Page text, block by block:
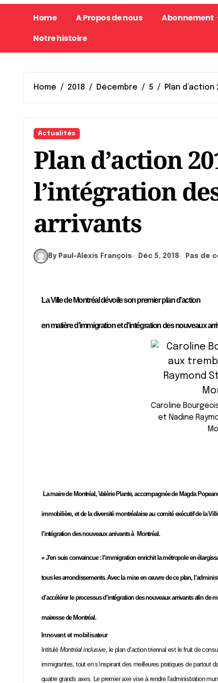
Home A Propos de nous Abonnement
Notre histoire
Home 2018 Décembre 5 Plan
Actualités
Plan d’action
l’intégration
arrivants
By Paul-Alexis François Déc 5, 2018 Pas de
La Ville de Montréal dévoile son premier plan d’action
en matière d’immigration et d’intégration des nouveaux
Caroline
et Nadine
La maire de Montréal, Valérie Plante, accompagnée de Magda
immobilière, et de la diversité montréalaise au comité exécutif de la
l’intégration des nouveaux arrivants à Montréal.
« J’en suis convaincue : l’immigration enrichit la métropole en
tous les arrondissements. Avec la mise en œuvre de ce plan,
d’accélérer le processus d’intégration des nouveaux arrivants afin de
mairesse de Montréal.
Innovant et mobilisateur
Intitulé Montréal inclusive, le plan d’action triennal est le fruit de
immigrantes, tout en s’inspirant des meilleures pratiques de partout
quatre grands axes. Le premier axe vise à rendre l’administration